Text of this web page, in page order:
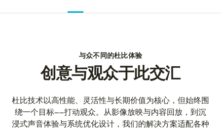
与众不同的杜比体验
创意与观众于此交汇
杜比技术以高性能、灵活性与长期价值为核心，但始终围
绕一个目标——打动观众。从影像放映与内容回放，到沉
浸式声音体验与系统优化设计，我们的解决方案适配各种